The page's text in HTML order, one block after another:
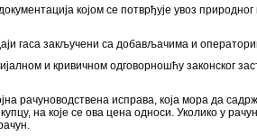
којом се потврђује увоз
гаса закључени са добављачима и
и кривичном одговорношћу законског
рачуноводствена исправа, која мора да
на које се ова цена односи. Уколико у